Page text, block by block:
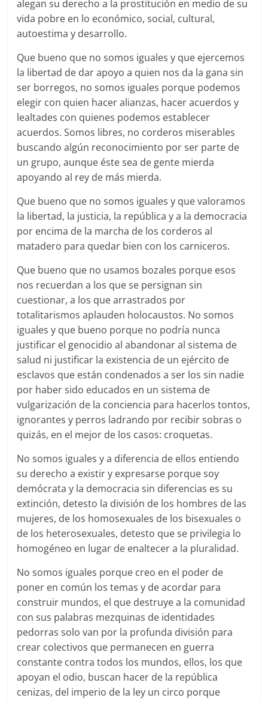
alegan su derecho a la prostitución en medio de su
vida pobre en lo económico, social, cultural,
autoestima y desarrollo.
Que bueno que no somos iguales y que ejercemos
la libertad de dar apoyo a quien nos da la gana sin
ser borregos, no somos iguales porque podemos
elegir con quien hacer alianzas, hacer acuerdos y
lealtades con quienes podemos establecer
acuerdos. Somos libres, no corderos miserables
buscando algún reconocimiento por ser parte de
un grupo, aunque éste sea de gente mierda
apoyando al rey de más mierda.
Que bueno que no somos iguales y que valoramos
la libertad, la justicia, la república y a la democracia
por encima de la marcha de los corderos al
matadero para quedar bien con los carniceros.
Que bueno que no usamos bozales porque esos
nos recuerdan a los que se persignan sin
cuestionar, a los que arrastrados por
totalitarismos aplauden holocaustos. No somos
iguales y que bueno porque no podría nunca
justificar el genocidio al abandonar al sistema de
salud ni justificar la existencia de un ejército de
esclavos que están condenados a ser los sin nadie
por haber sido educados en un sistema de
vulgarización de la conciencia para hacerlos tontos,
ignorantes y perros ladrando por recibir sobras o
quizás, en el mejor de los casos: croquetas.
No somos iguales y a diferencia de ellos entiendo
su derecho a existir y expresarse porque soy
demócrata y la democracia sin diferencias es su
extinción, detesto la división de los hombres de las
mujeres, de los homosexuales de los bisexuales o
de los heterosexuales, detesto que se privilegia lo
homogéneo en lugar de enaltecer a la pluralidad.
No somos iguales porque creo en el poder de
poner en común los temas y de acordar para
construir mundos, el que destruye a la comunidad
con sus palabras mezquinas de identidades
pedorras solo van por la profunda división para
crear colectivos que permanecen en guerra
constante contra todos los mundos, ellos, los que
apoyan el odio, buscan hacer de la república
cenizas, del imperio de la ley un circo porque